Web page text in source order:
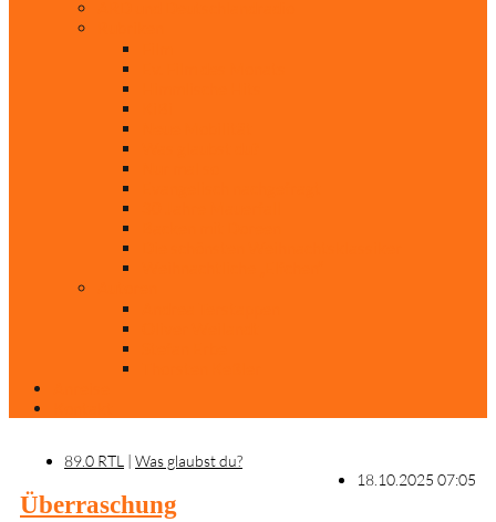
89.0 RTL | Was glaubst du?
18.10.2025 07:05
Überraschung